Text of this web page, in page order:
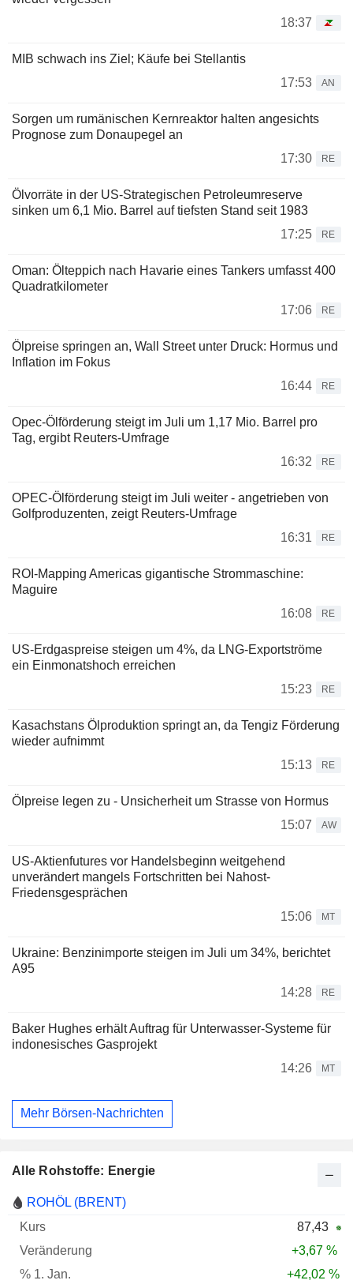
18:37
MIB schwach ins Ziel; Käufe bei Stellantis
17:53
AN
Sorgen um rumänischen Kernreaktor halten angesichts
Prognose zum Donaupegel an
17:30
RE
Ölvorräte in der US-Strategischen Petroleumreserve
sinken um 6,1 Mio. Barrel auf tiefsten Stand seit 1983
17:25
RE
Oman: Ölteppich nach Havarie eines Tankers umfasst 400
Quadratkilometer
17:06
RE
Ölpreise springen an, Wall Street unter Druck: Hormus und
Inflation im Fokus
16:44
RE
Opec-Ölförderung steigt im Juli um 1,17 Mio. Barrel pro
Tag, ergibt Reuters-Umfrage
16:32
RE
OPEC-Ölförderung steigt im Juli weiter - angetrieben von
Golfproduzenten, zeigt Reuters-Umfrage
16:31
RE
ROI-Mapping Americas gigantische Strommaschine:
Maguire
16:08
RE
US-Erdgaspreise steigen um 4%, da LNG-Exportströme
ein Einmonatshoch erreichen
15:23
RE
Kasachstans Ölproduktion springt an, da Tengiz Förderung
wieder aufnimmt
15:13
RE
Ölpreise legen zu - Unsicherheit um Strasse von Hormus
15:07
AW
US-Aktienfutures vor Handelsbeginn weitgehend
unverändert mangels Fortschritten bei Nahost-
Friedensgesprächen
15:06
MT
Ukraine: Benzinimporte steigen im Juli um 34%, berichtet
A95
14:28
RE
Baker Hughes erhält Auftrag für Unterwasser-Systeme für
indonesisches Gasprojekt
14:26
MT
Mehr Börsen-Nachrichten
Alle Rohstoffe: Energie
Name Kurs Veränderung
ROHÖL (BRENT)
87,43
+3,67 %
+42,02 %